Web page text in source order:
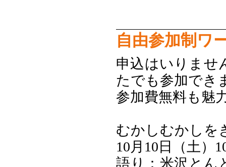
自由参加制ワ
申込はいりませ
たでも参加でき
参加費無料も魅
むかしむかしを
10月10日（土）
語り：米沢と